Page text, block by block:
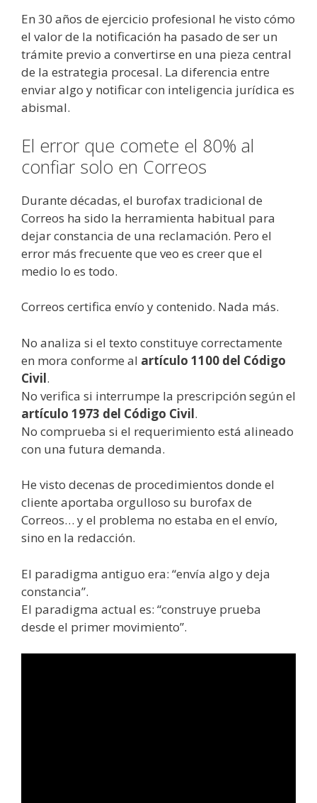
En 30 años de ejercicio profesional he visto cómo
el valor de la notificación ha pasado de ser un
trámite previo a convertirse en una pieza central
de la estrategia procesal. La diferencia entre
enviar algo y notificar con inteligencia jurídica es
abismal.
El error que comete el 80% al
confiar solo en Correos
Durante décadas, el burofax tradicional de
Correos ha sido la herramienta habitual para
dejar constancia de una reclamación. Pero el
error más frecuente que veo es creer que el
medio lo es todo.
Correos certifica envío y contenido. Nada más.
No analiza si el texto constituye correctamente
en mora conforme al artículo 1100 del Código
Civil.
No verifica si interrumpe la prescripción según el
artículo 1973 del Código Civil.
No comprueba si el requerimiento está alineado
con una futura demanda.
He visto decenas de procedimientos donde el
cliente aportaba orgulloso su burofax de
Correos… y el problema no estaba en el envío,
sino en la redacción.
El paradigma antiguo era: “envía algo y deja
constancia”.
El paradigma actual es: “construye prueba
desde el primer movimiento”.